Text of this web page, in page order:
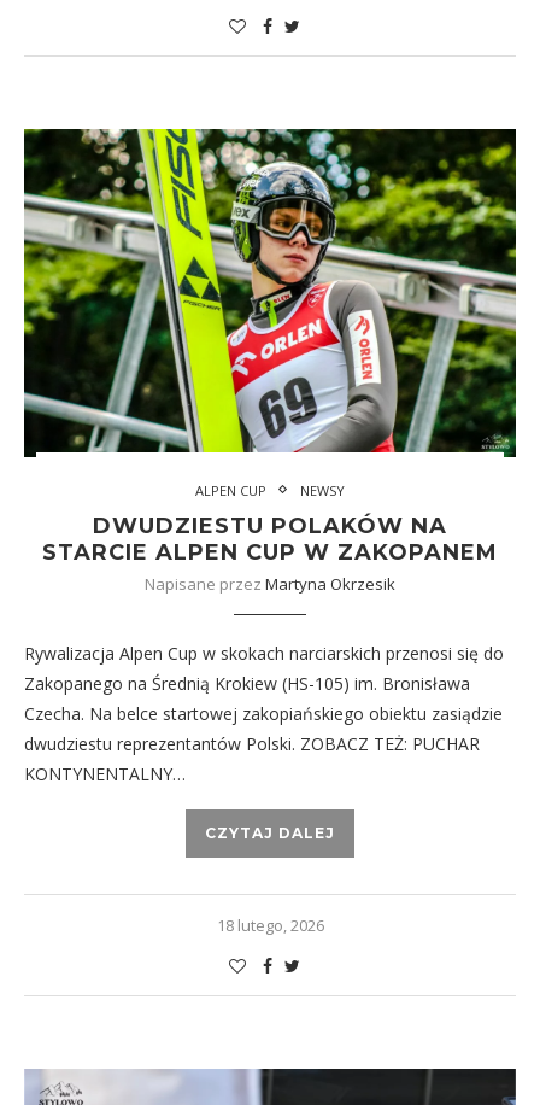
ALPEN CUP NEWSY
DWUDZIESTU POLAKÓW NA
STARCIE ALPEN CUP W ZAKOPANEM
Napisane przez Martyna Okrzesik
Rywalizacja Alpen Cup w skokach narciarskich przenosi się do
Zakopanego na Średnią Krokiew (HS-105) im. Bronisława
Czecha. Na belce startowej zakopiańskiego obiektu zasiądzie
dwudziestu reprezentantów Polski. ZOBACZ TEŻ: PUCHAR
KONTYNENTALNY…
CZYTAJ DALEJ
18 lutego, 2026